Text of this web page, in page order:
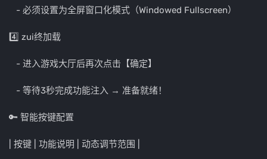
- 必须设置为全屏窗口化模式（Windowed Fullscreen）
4️⃣ zui终加载
- 进入游戏大厅后再次点击【确定】
- 等待3秒完成功能注入 → 准备就绪！
🔑 智能按键配置
| 按键 | 功能说明 | 动态调节范围 |